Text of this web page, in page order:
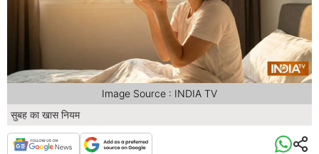
सुबह का खास नियम
Image Source : INDIA TV